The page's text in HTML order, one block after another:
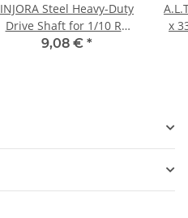
INJORA Steel Heavy-Duty
Drive Shaft for 1/10 RC
Car Crawler - 84-102mm
9,08 € *
x